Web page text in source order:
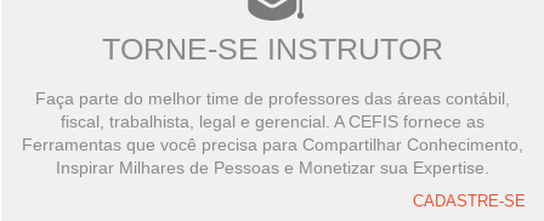
TORNE-SE INSTRUTOR
Faça parte do melhor time de professores das áreas contábil,
fiscal, trabalhista, legal e gerencial. A CEFIS fornece as
Ferramentas que você precisa para Compartilhar Conhecimento,
Inspirar Milhares de Pessoas e Monetizar sua Expertise.
CADASTRE-SE